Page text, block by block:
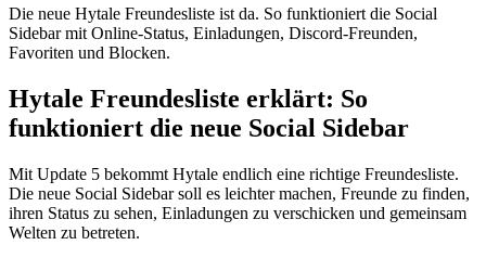
Die neue Hytale Freundesliste ist da. So funktioniert die Social
Sidebar mit Online-Status, Einladungen, Discord-Freunden,
Favoriten und Blocken.
Hytale Freundesliste erklärt: So
funktioniert die neue Social Sidebar
Mit Update 5 bekommt Hytale endlich eine richtige Freundesliste.
Die neue Social Sidebar soll es leichter machen, Freunde zu finden,
ihren Status zu sehen, Einladungen zu verschicken und gemeinsam
Welten zu betreten.